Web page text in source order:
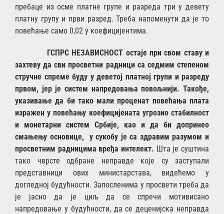
пребаце из осме платне групе и разреда три у девету
платну групу и први разред. Треба напоменути да је то
повећање само 0,02 у коефицијентима.
ГСПРС НЕЗАВИСНОСТ остаје при свом ставу и
захтеву да сви просветни радници са седмим степеном
стручне спреме буду у деветој платној групи и разреду
првом, јер је систем напредовања повољнији. Такође,
указивање да би тако мали проценат повећања плата
изражен у повећању коефицијената угрозио стабилност
и монетарни систем Србије, као и да би допринео
смањењу основице, у сукобу је са здравим разумом и
просветним радницима вређа интелект. Шта је суштина
тако чврсте одбране неправде које су заступали
представници ових министарстава, видећемо у
догледној будућности. Запосленима у просвети треба да
је јасно да је циљ да се спречи мотивисано
напредовање у будућности, да се деценијска неправда